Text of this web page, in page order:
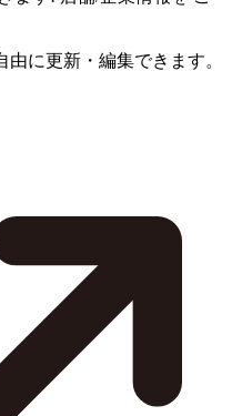
に更新・編集できます。